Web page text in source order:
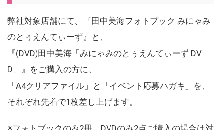
弊社対象店舗にて、『田中美海フォトブック みにゃみ
のとぅえんてぃーず』と、
『(DVD)田中美海「みにゃみのとぅえんてぃーず DV
D」』をご購入の方に、
「A4クリアファイル」と「イベント応募ハガキ」を、
それぞれ先着で1枚差し上げます。